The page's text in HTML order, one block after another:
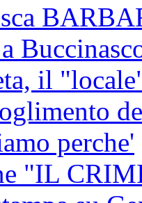
il
perche'
"IL